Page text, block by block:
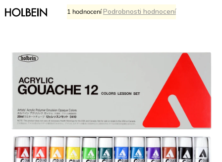
Průměrné
hodnocení
z
1 hodnoceníPodrobnosti hodnocení